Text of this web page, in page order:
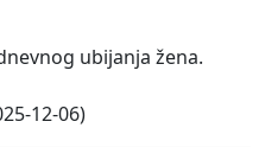
ubijanja žena.
12-06)